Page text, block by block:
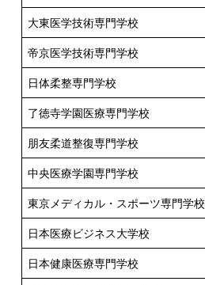
大東医学技術専門学校
帝京医学技術専門学校
日体柔整専門学校
了徳寺学園医療専門学校
朋友柔道整復専門学校
中央医療学園専門学校
東京メディカル・スポーツ専門学校
日本医療ビジネス大学校
日本健康医療専門学校